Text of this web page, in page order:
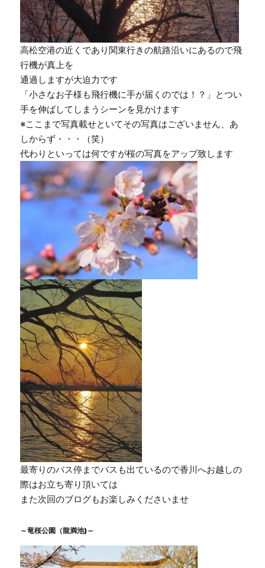
高松空港の近くであり関東行きの航路沿いにあるので飛
行機が真上を
通過しますが大迫力です
「小さなお子様も飛行機に手が届くのでは！？」とつい
手を伸ばしてしまうシーンを見かけます
※ここまで写真載せといてその写真はございません、あ
しからず・・・（笑）
代わりといっては何ですが桜の写真をアップ致します
最寄りのバス停までバスも出ているので香川へお越しの
際はお立ち寄り頂いては
また次回のブログもお楽しみくださいませ
～竜桜公園（龍満池)～